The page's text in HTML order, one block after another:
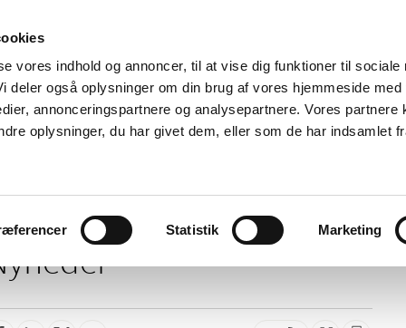
vores indhold og annoncer, til at vise dig funktioner til sociale
deler også oplysninger om din brug af vores hjemmeside med
annonceringspartnere og analysepartnere. Vores partnere
oplysninger, du har givet dem, eller som de har indsamlet
Statistik Marketing
Nyheder Om os Kontakt
Tilskud og
Apoteker og salg af